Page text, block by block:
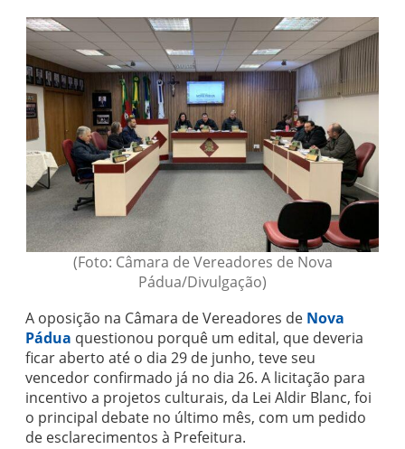
(Foto: Câmara de Vereadores de Nova
Pádua/Divulgação)
A oposição na Câmara de Vereadores de Nova
Pádua questionou porquê um edital, que deveria
ficar aberto até o dia 29 de junho, teve seu
vencedor confirmado já no dia 26. A licitação para
incentivo a projetos culturais, da Lei Aldir Blanc, foi
o principal debate no último mês, com um pedido
de esclarecimentos à Prefeitura.